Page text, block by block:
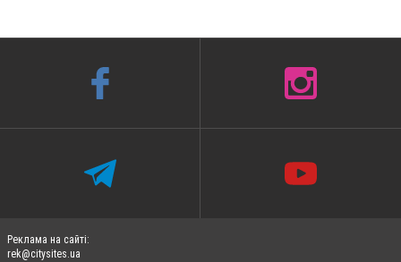
Реклама на сайті:
rek@citysites.ua